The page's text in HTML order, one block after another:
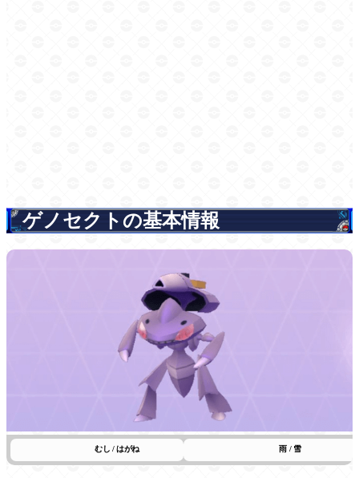
ゲノセクトの基本情報
むし / はがね 雨 / 雪